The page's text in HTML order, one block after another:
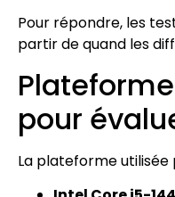
Pour répondre, les
partir de quand les
pour
La plateforme